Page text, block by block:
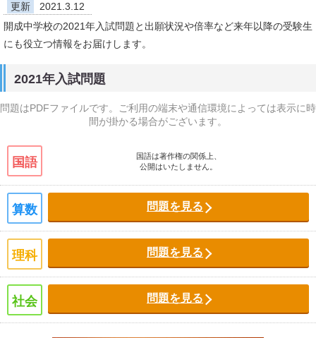
更新
2021.3.12
開成中学校の2021年入試問題と出願状況や倍率など来年以降の受験生
にも役立つ情報をお届けします。
2021年入試問題
問題はPDFファイルです。ご利用の端末や通信環境によっては表示に時
間が掛かる場合がございます。
国語
国語は著作権の関係上、
公開はいたしません。
算数 問題を見る
理科 問題を見る
社会 問題を見る